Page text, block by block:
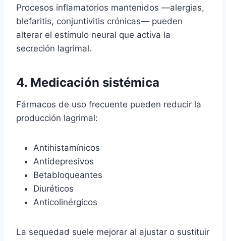
Procesos inflamatorios mantenidos —alergias,
blefaritis, conjuntivitis crónicas— pueden
alterar el estímulo neural que activa la
secreción lagrimal.
4. Medicación sistémica
Fármacos de uso frecuente pueden reducir la
producción lagrimal:
Antihistamínicos
Antidepresivos
Betabloqueantes
Diuréticos
Anticolinérgicos
La sequedad suele mejorar al ajustar o sustituir